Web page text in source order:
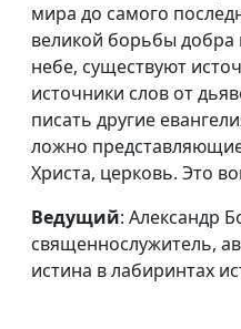
Исполнение воли
Божьей Иисусом
Вступая в наследство
Оправдание перед
Богом
Воля Божья для
человека
мира до самого
великой борьбы добра
небе, существуют
источники слов от
писать другие
ложно
Христа, церковь. Это
Ведущий: Александр
священнослужитель,
истина в лабиринтах